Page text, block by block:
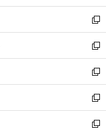
開
く
ウ
で
開
く
ン
ド
ウ
で
開
く
ウ
ィ
ン
ド
ウ
で
開
く
新
し
い
ウ
ィ
ン
ド
ウ
で
新
し
い
ウ
ィ
ン
ド
新
し
い
ウ
ィ
新
し
い
新